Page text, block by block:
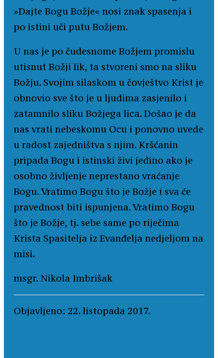
»Dajte Bogu Božje« nosi znak spasenja i
po istini uči putu Božjem.
U nas je po čudesnome Božjem promislu
utisnut Božji lik, ta stvoreni smo na sliku
Božju. Svojim silaskom u čovještvo Krist je
obnovio sve što je u ljudima zasjenilo i
zatamnilo sliku Božjega lica. Došao je da
nas vrati nebeskomu Ocu i ponovno uvede
u radost zajedništva s njim. Kršćanin
pripada Bogu i istinski živi jedino ako je
osobno življenje neprestano vraćanje
Bogu. Vratimo Bogu što je Božje i sva će
pravednost biti ispunjena. Vratimo Bogu
što je Božje, tj. sebe same po riječima
Krista Spasitelja iz Evanđelja nedjeljom na
misi.
msgr. Nikola Imbrišak
Objavljeno: 22. listopada 2017.